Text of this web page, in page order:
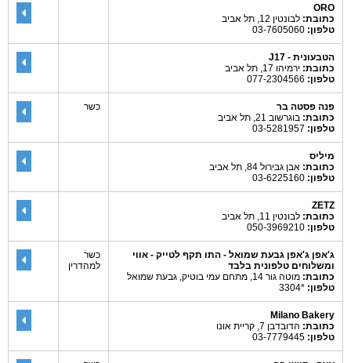
ORO
כתובת: לבונטין 12, תל אביב
טלפון:
הטבעונית - J17
כתובת: ירמיהו 17, תל אביב
טלפון:
פנה פסטה בר
כתובת: בוגרשוב 21, תל אביב
טלפון:
כשר
מיליס
כתובת: אבן גבירול 84, תל אביב
טלפון:
ZETZ
כתובת: לבונטין 11, תל אביב
טלפון:
ג'אפן ג'אפן גבעת שמואל - התו תקף לטייק - אווי
ומשלוחים טלפונית בלבד
כתובת: מוטה גור 14, מתחם עמי בוטיק, גבעת שמואל
טלפון: *3304
כשר
למהדרין
Milano Bakery
כתובת: הדובדבן 7, קריית אונו
טלפון: